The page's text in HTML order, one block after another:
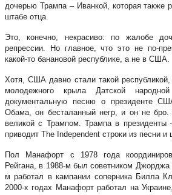
дочерью Трампа – Иванкой, которая также
штабе отца.
Это, конечно, некрасиво: по жалобе
репрессии. Но главное, что это не по-
какой-то банановой республике, а не в США.
Хотя, США давно стали такой
молодежного крыла Датской
документальную песню о президенте
Обама, он бесталанный негр, и он не
великой с Трампом. Трампа в
приводит The Independent строки из песни и
Пол Манафорт с 1978 года
Рейгана, в 1988-м был советником
м работал в кампании соперника Билла
2000-х годах Манафорт работал на